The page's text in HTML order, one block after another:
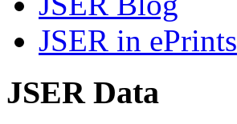
JSER in ePrints
JSER Data